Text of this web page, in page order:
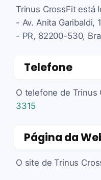
Trinus CrossFit está
- Av. Anita Garibaldi,
- PR, 82200-530,
Telefone
O telefone de Trinus
3315
Página da
O site de Trinus